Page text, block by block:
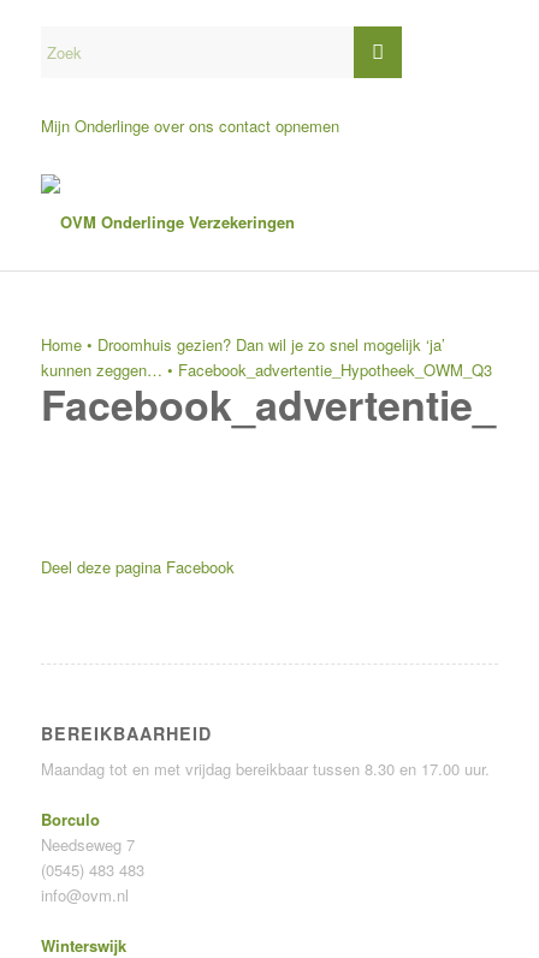
Mijn Onderlinge over ons contact opnemen
Home• Droomhuis gezien? Dan wil je zo snel mogelijk ‘ja’
kunnen zeggen… • Facebook_advertentie_Hypotheek_OWM_Q3
Deel deze pagina Facebook
BEREIKBAARHEID
Maandag tot en met vrijdag bereikbaar tussen 8.30 en 17.00 uur.
Borculo
Needseweg 7
(0545) 483 483
info@ovm.nl
Winterswijk